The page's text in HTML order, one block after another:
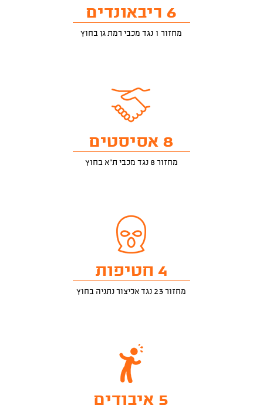
6 ריבאונדים
מחזור 1 נגד מכבי רמת גן בחוץ
8 אסיסטים
מחזור 8 נגד מכבי ת"א בחוץ
4 חטיפות
מחזור 23 נגד אליצור נתניה בחוץ
5 איבודים